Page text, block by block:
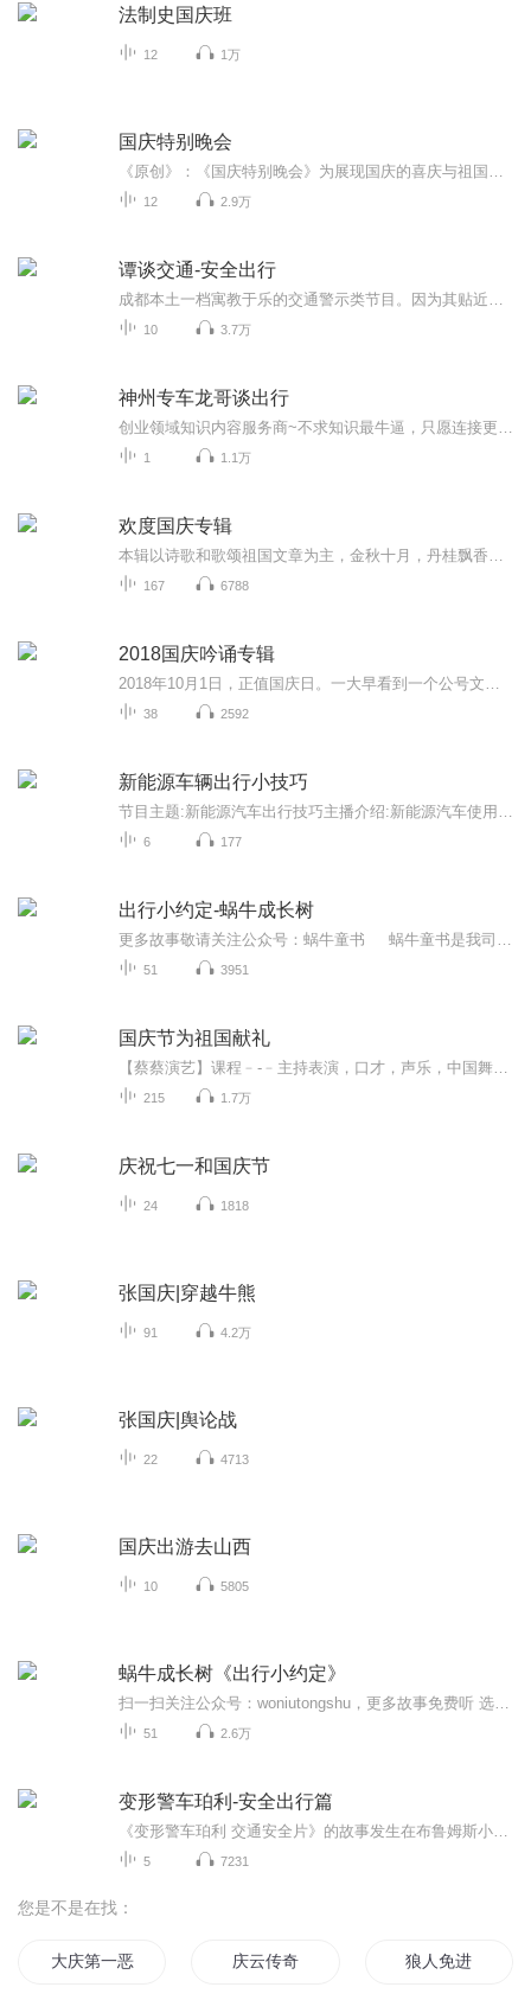
法制史国庆班
12 1万
国庆特别晚会
12 2.9万
谭谈交通-安全出行
10 3.7万
神州专车龙哥谈出行
1 1.1万
欢度国庆专辑
167 6788
2018国庆吟诵专辑
38 2592
新能源车辆出行小技巧
6 177
出行小约定-蜗牛成长树
51 3951
国庆节为祖国献礼
215 1.7万
庆祝七一和国庆节
24 1818
张国庆|穿越牛熊
91 4.2万
张国庆|舆论战
22 4713
国庆出游去山西
10 5805
蜗牛成长树《出行小约定》
51 2.6万
变形警车珀利-安全出行篇
5 7231
您是不是在找：
大庆第一恶 庆云传奇 狼人免进